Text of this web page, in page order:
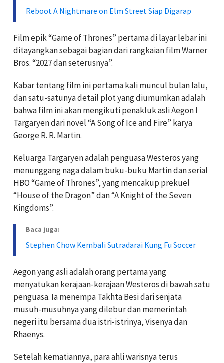
Reboot A Nightmare on Elm Street Siap Digarap
Film epik “Game of Thrones” pertama di layar lebar ini
ditayangkan sebagai bagian dari rangkaian film Warner
Bros. “2027 dan seterusnya”.
Kabar tentang film ini pertama kali muncul bulan lalu,
dan satu-satunya detail plot yang diumumkan adalah
bahwa film ini akan mengikuti penakluk asli Aegon I
Targaryen dari novel “A Song of Ice and Fire” karya
George R. R. Martin.
Keluarga Targaryen adalah penguasa Westeros yang
menunggang naga dalam buku-buku Martin dan serial
HBO “Game of Thrones”, yang mencakup prekuel
“House of the Dragon” dan “A Knight of the Seven
Kingdoms”.
Baca juga:
Stephen Chow Kembali Sutradarai Kung Fu Soccer
Aegon yang asli adalah orang pertama yang
menyatukan kerajaan-kerajaan Westeros di bawah satu
penguasa. Ia menempa Takhta Besi dari senjata
musuh-musuhnya yang dilebur dan memerintah
negeri itu bersama dua istri-istrinya, Visenya dan
Rhaenys.
Setelah kematiannya, para ahli warisnya terus